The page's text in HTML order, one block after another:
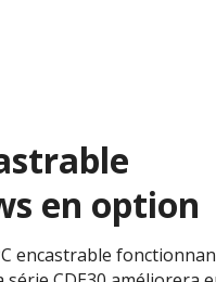
en option
encastrable